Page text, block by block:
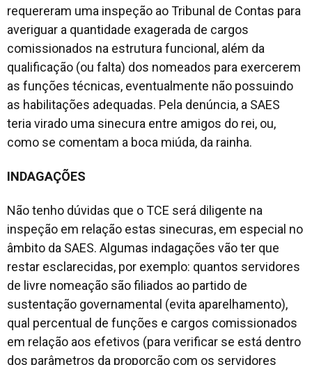
requereram uma inspeção ao Tribunal de Contas para
averiguar a quantidade exagerada de cargos
comissionados na estrutura funcional, além da
qualificação (ou falta) dos nomeados para exercerem
as funções técnicas, eventualmente não possuindo
as habilitações adequadas. Pela denúncia, a SAES
teria virado uma sinecura entre amigos do rei, ou,
como se comentam a boca miúda, da rainha.
INDAGAÇÕES
Não tenho dúvidas que o TCE será diligente na
inspeção em relação estas sinecuras, em especial no
âmbito da SAES. Algumas indagações vão ter que
restar esclarecidas, por exemplo: quantos servidores
de livre nomeação são filiados ao partido de
sustentação governamental (evita aparelhamento),
qual percentual de funções e cargos comissionados
em relação aos efetivos (para verificar se está dentro
dos parâmetros da proporção com os servidores